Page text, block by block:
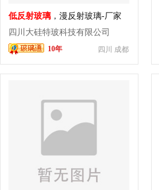
低反射玻璃 ，漫反射玻璃-厂家
直销
四川大硅特玻科技有限公司
四川 成都
10年